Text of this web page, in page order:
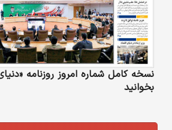
نسخه کامل شماره امروز روزنامه
بخوانید